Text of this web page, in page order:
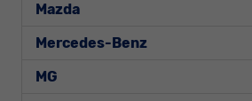
Mazda
Mercedes-Benz
MG